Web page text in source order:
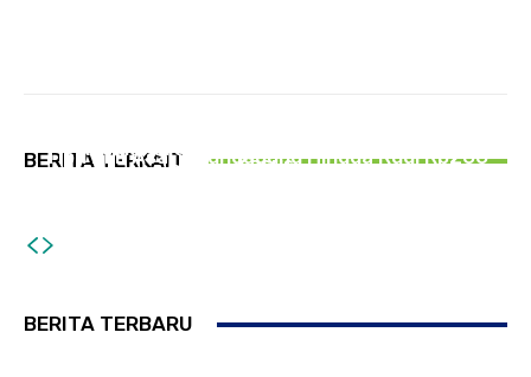
BERITA TERKAIT
Kasus
Tipu PMI Asal Tulungagung Hingga Rugi Rp266
Rusak Parah, Warga Kalibatur Swadaya
Lakukan Perbaikan Jalan Sepanjang 4
BERITA TERBARU